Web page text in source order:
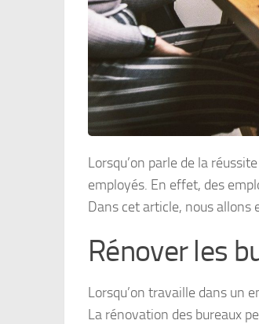
Lorsqu’on parle de la
employés. En effet, des
Dans cet article, nous
Rénover les
Lorsqu’on travaille dans un
La rénovation des bureaux